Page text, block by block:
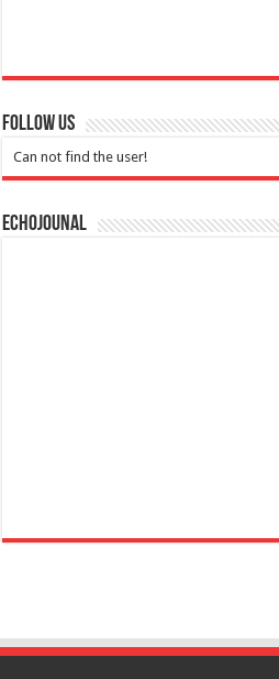
Follow Us
Can not find the user!
Echojounal